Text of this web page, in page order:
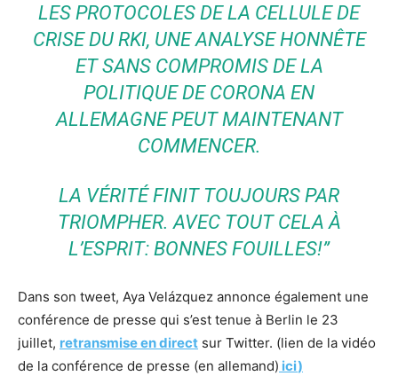
LES PROTOCOLES DE LA CELLULE DE
CRISE DU RKI, UNE ANALYSE HONNÊTE
ET SANS COMPROMIS DE LA
POLITIQUE DE CORONA EN
ALLEMAGNE PEUT MAINTENANT
COMMENCER.
LA VÉRITÉ FINIT TOUJOURS PAR
TRIOMPHER. AVEC TOUT CELA À
L’ESPRIT: BONNES FOUILLES!”
Dans son tweet, Aya Velázquez annonce également une
conférence de presse qui s’est tenue à Berlin le 23
juillet, retransmise en direct sur Twitter. (lien de la vidéo
de la conférence de presse (en allemand) ici)